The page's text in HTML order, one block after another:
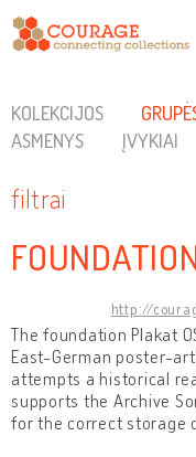
KOLEKCIJOS
ASMENYS
ĮVYKIAI
filtrai
http://
The foundation Plakat
East-German poster-
attempts a historical
supports the Archive
for the correct storage